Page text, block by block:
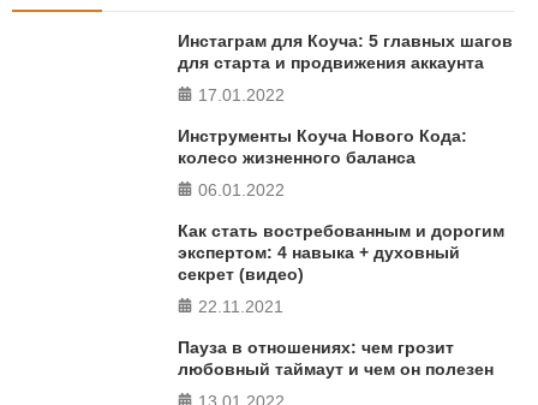
в 5 главных сферах
Инстаграм для Коуча: 5 главных шагов
для старта и продвижения аккаунта
17.01.2022
Инструменты Коуча Нового Кода:
колесо жизненного баланса
06.01.2022
Как стать востребованным и дорогим
экспертом: 4 навыка + духовный
секрет (видео)
22.11.2021
Пауза в отношениях: чем грозит
любовный таймаут и чем он полезен